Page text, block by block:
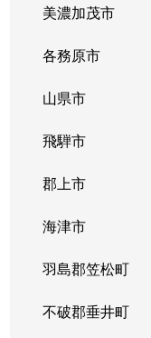
美濃加茂市
各務原市
山県市
飛騨市
郡上市
海津市
羽島郡笠松町
不破郡垂井町